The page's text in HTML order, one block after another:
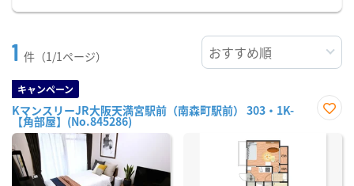
1 件（1/1ページ）
キャンペーン
KマンスリーJR大阪天満宮駅前（南森町駅前） 303・1K-
【角部屋】(No.845286)
に入